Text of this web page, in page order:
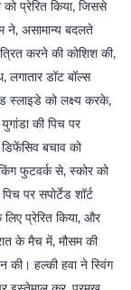
प्रेरित किया, जिससे
ने, असामान्य बदलते
करने की कोशिश की,
डॉट बॉल्स
स्लाइडे को लक्ष्य करके,
की पिच पर
बचाव को
फुटवर्क से, स्कोर को
पर सपोर्टेड शॉर्ट
प्रेरित किया, और
के मैच में, मौसम की
की। हल्की हवा ने स्विंग